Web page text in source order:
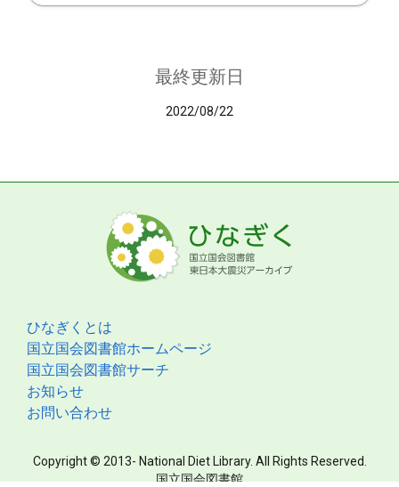
最終更新日
2022/08/22
ひなぎくとは
国立国会図書館ホームページ
国立国会図書館サーチ
お知らせ
お問い合わせ
Copyright © 2013- National Diet Library. All Rights Reserved.